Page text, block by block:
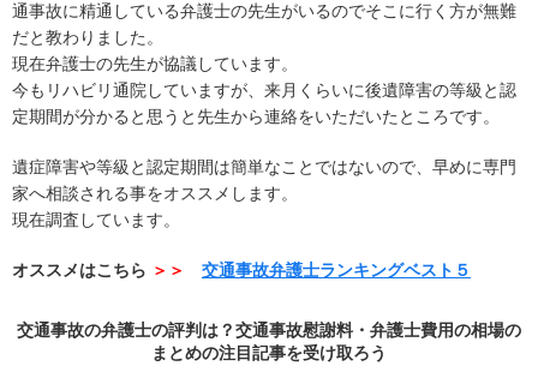
通事故に精通している弁護士の先生がいるのでそこに行く方が無難
だと教わりました。
現在弁護士の先生が協議しています。
今もリハビリ通院していますが、来月くらいに後遺障害の等級と認
定期間が分かると思うと先生から連絡をいただいたところです。
遺症障害や等級と認定期間は簡単なことではないので、早めに専門
家へ相談される事をオススメします。
現在調査しています。
オススメはこちら ＞＞ 交通事故弁護士ランキングベスト５
交通事故の弁護士の評判は？交通事故慰謝料・弁護士費用の相場の
まとめの注目記事を受け取ろう